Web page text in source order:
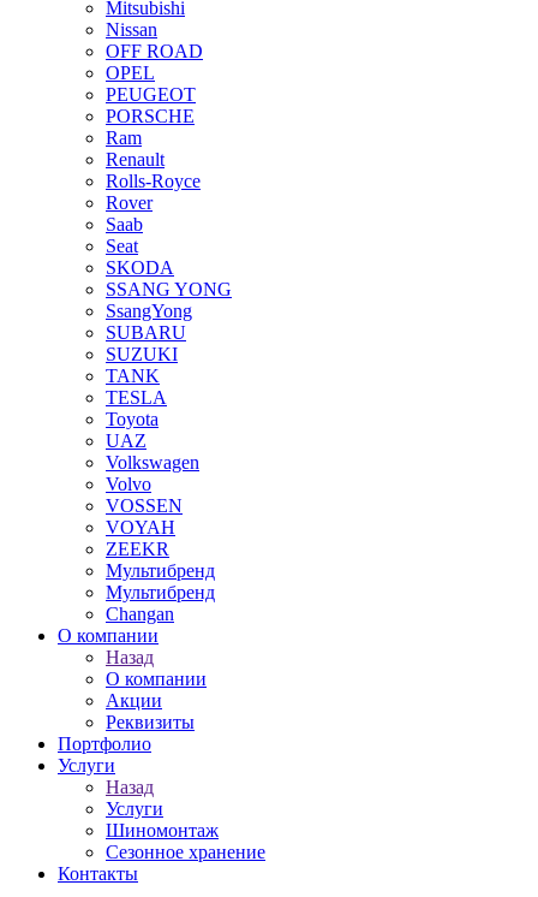
Mitsubishi
Nissan
OFF ROAD
OPEL
PEUGEOT
PORSCHE
Ram
Renault
Rolls-Royce
Rover
Saab
Seat
SKODA
SSANG YONG
SsangYong
SUBARU
SUZUKI
TANK
TESLA
Toyota
UAZ
Volkswagen
Volvo
VOSSEN
VOYAH
ZEEKR
Мультибренд
Мультибренд
Сhangan
О компании
Назад
О компании
Акции
Реквизиты
Портфолио
Услуги
Назад
Услуги
Шиномонтаж
Сезонное хранение
Контакты